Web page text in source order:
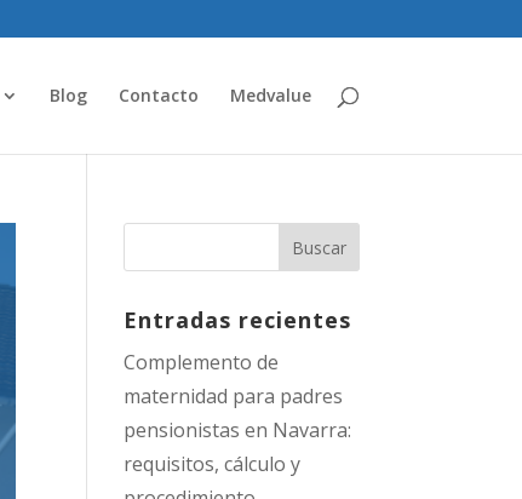
Blog Contacto Medvalue
Entradas recientes
Complemento de
maternidad para padres
pensionistas en Navarra:
requisitos, cálculo y